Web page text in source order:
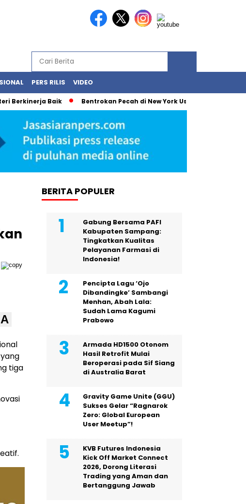
PERS RILIS VIDEO
Baik Bentrokan Pecah di New York Usai Demonstrasi Tolak
A
tiga
BERITA POPULER
Gabung Bersama PAFI
Kabupaten Sampang:
Tingkatkan Kualitas
Pelayanan Farmasi di
Indonesia!
Pencipta Lagu ‘Ojo
Dibandingke’ Sambangi
Menhan, Abah Lala:
Sudah Lama Kagumi
Prabowo
Armada HD1500 Otonom
Hasil Retrofit Mulai
Beroperasi pada Sif Siang
di Australia Barat
Gravity Game Unite (GGU)
Sukses Gelar “Ragnarok
Zero: Global European
User Meetup”!
KVB Futures Indonesia
Kick Off Market Connect
2026, Dorong Literasi
Trading yang Aman dan
Bertanggung Jawab